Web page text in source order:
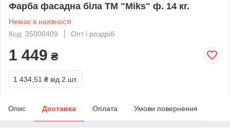
Фарба фасадна біла ТМ "Miks" ф. 14 кг.
Немає в наявності
Код: 35000409
Опт і роздріб
1 449 ₴
1 434,51 ₴ від 2 шт.
Опис Доставка Оплата Умови повернення